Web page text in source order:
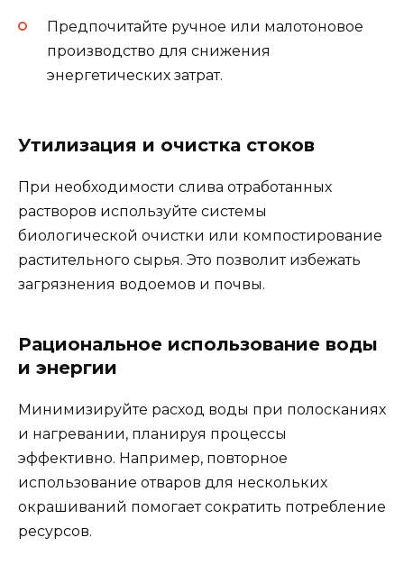
Предпочитайте ручное или малотоновое
производство для снижения
энергетических затрат.
Утилизация и очистка стоков
При необходимости слива отработанных
растворов используйте системы
биологической очистки или компостирование
растительного сырья. Это позволит избежать
загрязнения водоемов и почвы.
Рациональное использование воды
и энергии
Минимизируйте расход воды при полосканиях
и нагревании, планируя процессы
эффективно. Например, повторное
использование отваров для нескольких
окрашиваний помогает сократить потребление
ресурсов.